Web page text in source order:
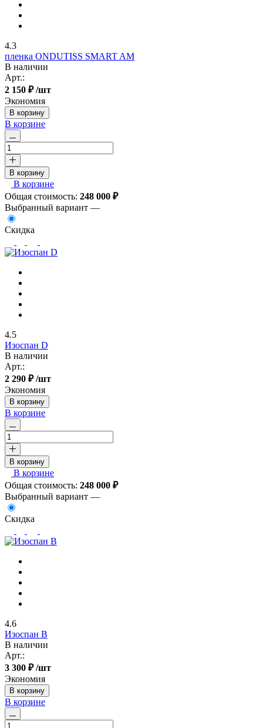
4.3
пленка ONDUTISS SMART AM
В наличии
Арт.:
2 150 ₽/шт
Экономия
В корзину
В корзине
В корзину
В корзине
Общая стоимость: 248 000 ₽
Выбранный вариант —
Скидка
4.5
Изоспан D
В наличии
Арт.:
2 290 ₽/шт
Экономия
В корзину
В корзине
В корзину
В корзине
Общая стоимость: 248 000 ₽
Выбранный вариант —
Скидка
4.6
Изоспан В
В наличии
Арт.:
3 300 ₽/шт
Экономия
В корзину
В корзине